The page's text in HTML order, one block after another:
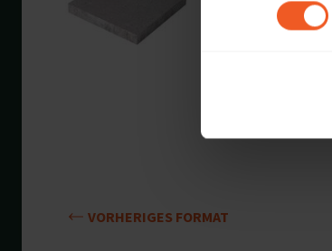
Anwendbar auf:
VORHERIGES FORMAT